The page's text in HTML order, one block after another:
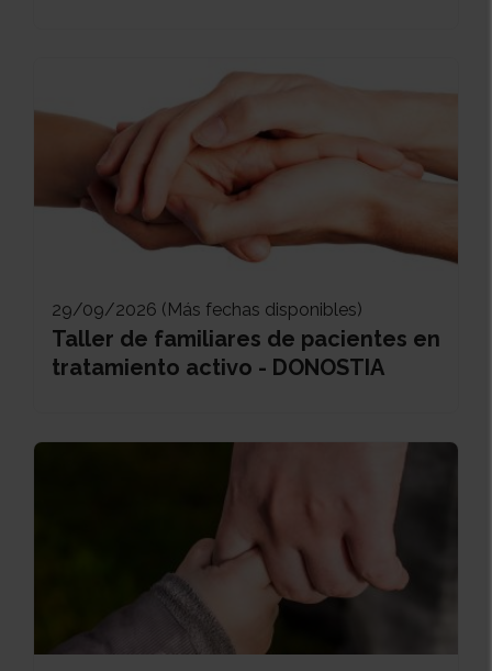
29/09/2026 (Más fechas disponibles)
Taller de familiares de pacientes en
tratamiento activo - DONOSTIA